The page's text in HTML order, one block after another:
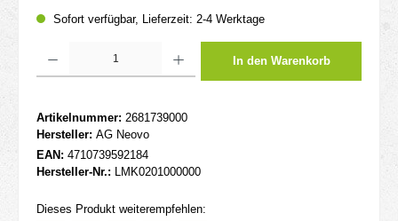
Sofort verfügbar, Lieferzeit: 2-4 Werktage
In den Warenkorb
Artikelnummer: 2681739000
Hersteller: AG Neovo
EAN: 4710739592184
Hersteller-Nr.:
LMK0201000000
Dieses Produkt weiterempfehlen: